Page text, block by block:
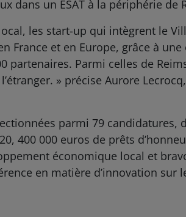
dans un ESAT à la périphérie de
les start-up qui intègrent le
France et en Europe, grâce à
partenaires. Parmi celles de
» précise Aurore
parmi 79 candidatures,
400 000 euros de prêts
économique local et
en matière d’innovation sur